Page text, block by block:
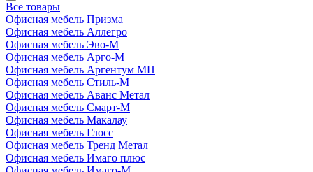
Все товары
Офисная мебель Призма
Офисная мебель Аллегро
Офисная мебель Эво-M
Офисная мебель Арго-М
Офисная мебель Аргентум МП
Офисная мебель Стиль-М
Офисная мебель Аванс Метал
Офисная мебель Смарт-М
Офисная мебель Макалау
Офисная мебель Глосс
Офисная мебель Тренд Метал
Офисная мебель Имаго плюс